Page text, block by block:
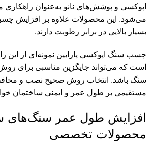
اپوکسی و پوشش‌های نانو به‌عنوان راهکاری
می‌شود. این محصولات علاوه بر افزایش
بسیار بالایی در برابر رطوبت دارند.
چسب سنگ اپوکسی پارابین نمونه‌ای از این
است که می‌تواند جایگزین مناسبی برای
سنگ باشد. انتخاب روش صحیح نصب و
مستقیمی بر طول عمر و ایمنی ساختمان
افزایش طول عمر سنگ‌های
محصولات تخصصی